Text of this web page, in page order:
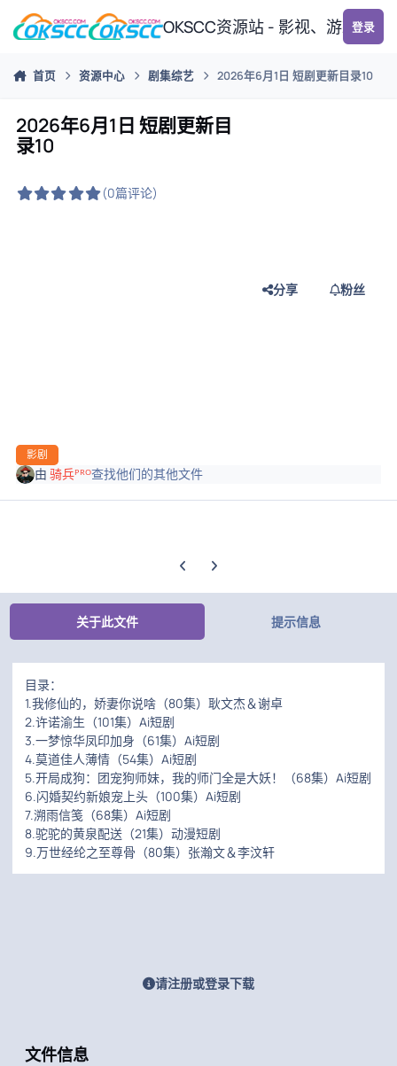
跳转到帖子
OKSCC资源站 - 影视、游戏、
登录
首页 资源中心 剧集综艺 2026年6月1日 短剧更新目录10
2026年6月1日 短剧更新目
录10
(0篇评论)
影剧
分享 粉丝
由骑兵ᴾᴿᴼ查找他们的其他文件
上一张轮播幻灯片
下一张轮播幻灯片
关于此文件 提示信息
目录：
1.我修仙的，娇妻你说啥（80集）耿文杰＆谢卓
2.许诺渝生（101集）Ai短剧
3.一梦惊华凤印加身（61集）Ai短剧
4.莫道佳人薄情（54集）Ai短剧
5.开局成狗：团宠狗师妹，我的师门全是大妖！（68集）Ai短剧
6.闪婚契约新娘宠上头（100集）Ai短剧
7.溯雨信笺（68集）Ai短剧
8.驼驼的黄泉配送（21集）动漫短剧
9.万世经纶之至尊骨（80集）张瀚文＆李汶轩
请注册或登录下载
文件信息